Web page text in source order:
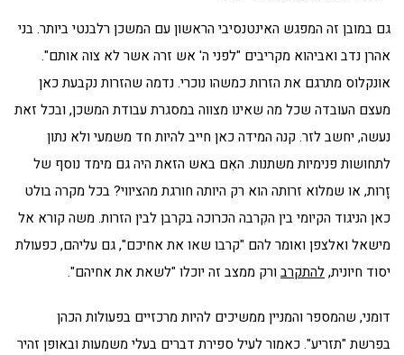
גם במובן זה המפגש האינטנסיבי הראשון עם המשכן רלבנטי ביותר. בני
אהרן נדב ואביהוא מקריבים "לפני ה' אש זרה אשר לא צוה אותם".
אונקלוס מתרגם את הזרות כמשהו נוכרי. נדמה שהזרות נקבעת כאן
מעצם העובדה שכל מה שאינו מצווה במסגרת עבודת המשכן, ובכל זאת
נעשה, יחשב לזר. קנה המידה כאן חייב להיות חד משמעי ולא נתון
לתחושות פנימיות משתנות. האִם באש הזאת היה גם מימד נוסף של
זָרות, או שמלוא זרותה הוא רק היותה חורגת מהציווי? בכל מקרה בולט
כאן הניגוד הקיומי בין הקִרבה הכרוכה בקרבן לבין הזרות. משה קורא אל
מישאל ואלצפן ואומר להם "קרבו שאו את אחיכם", גם עליהם, כפעולת
יסוד חיונית,להתקרבורק ממצב זה יוכלו "לשאת את אחיהם".
דומני, שהמספר והמניין ממשיכים להיות מרכזיים בפעולות הכהן
בפרשת "תזריע". כאמור לעיל ספירת דברים בעלי משמעות ובאופן זהיר